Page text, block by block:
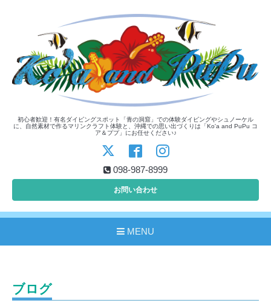
初心者歓迎！有名ダイビングスポット「青の洞窟」での体験ダイビングやシュノーケル
に、自然素材で作るマリンクラフト体験と、沖縄での思い出づくりは「Ko'a and PuPu コ
ア＆ププ」にお任せください♪
098-987-8999
お問い合わせ
MENU
ブログ